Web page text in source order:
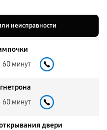
неисправности
60 минут
60 минут
двери